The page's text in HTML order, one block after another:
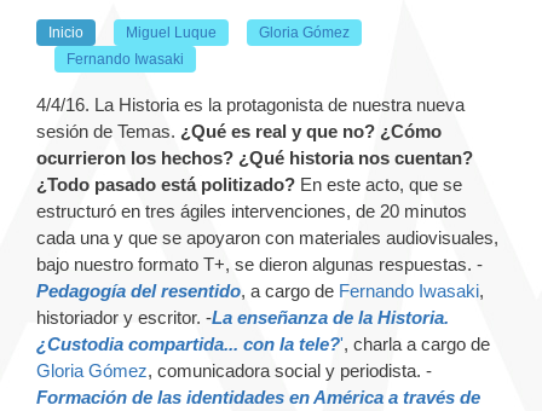
Inicio Miguel Luque
Gloria Gómez
Fernando Iwasaki
4/4/16. La Historia es la protagonista de nuestra nueva
sesión de Temas. ¿Qué es real y que no? ¿Cómo
ocurrieron los hechos? ¿Qué historia nos cuentan?
¿Todo pasado está politizado? En este acto, que se
estructuró en tres ágiles intervenciones, de 20 minutos
cada una y que se apoyaron con materiales audiovisuales,
bajo nuestro formato T+, se dieron algunas respuestas. -
Pedagogía del resentido, a cargo de Fernando Iwasaki,
historiador y escritor. -La enseñanza de la Historia.
¿Custodia compartida... con la tele?', charla a cargo de
Gloria Gómez, comunicadora social y periodista. -
Formación de las identidades en América a través de